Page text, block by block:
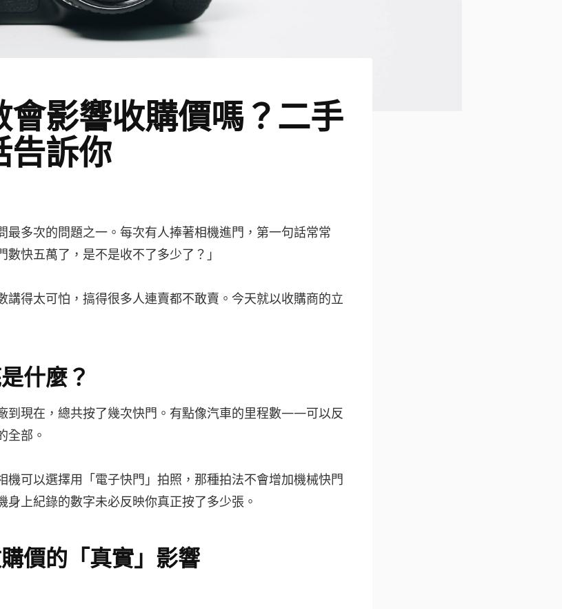
影響收購價嗎？二手
告訴你
最多次的問題之一。每次有人捧著相機進門，第一句話常常
快五萬了，是不是收不了多少了？」
講得太可怕，搞得很多人連賣都不敢賣。今天就以收購商的立
什麼？
到現在，總共按了幾次快門。有點像汽車的里程數——可以反
全部。
機可以選擇用「電子快門」拍照，那種拍法不會增加機械快門
身上紀錄的數字未必反映你真正按了多少張。
價的「真實」影響